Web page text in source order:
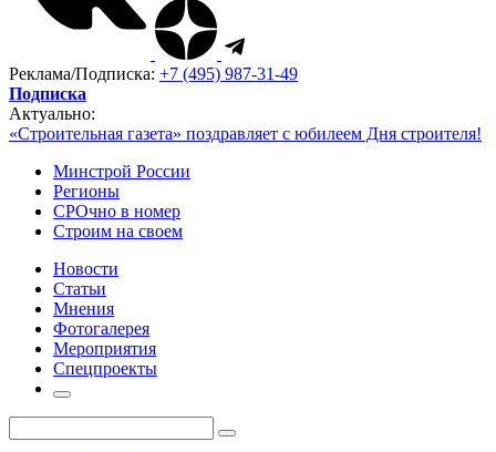
Реклама/Подписка: +7 (495) 987-31-49
Подписка
Актуально:
«Строительная газета» поздравляет с юбилеем Дня строителя!
Минстрой России
Регионы
СРОчно в номер
Строим на своем
Новости
Статьи
Мнения
Фотогалерея
Мероприятия
Спецпроекты